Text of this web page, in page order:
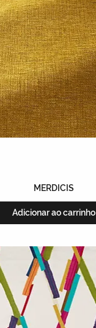
MERDICIS
Adicionar ao carrinho